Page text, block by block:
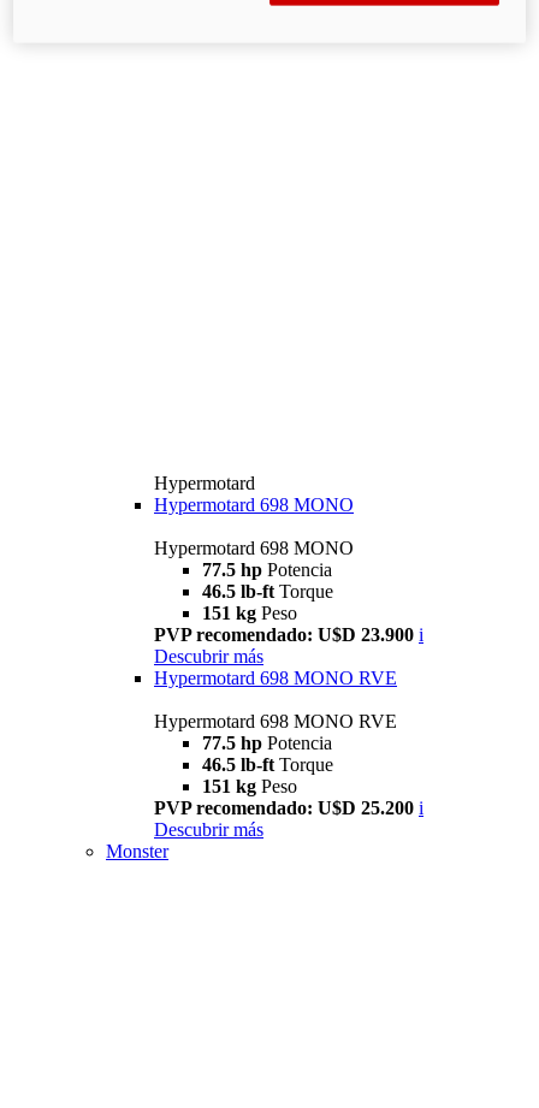
Hypermotard
Hypermotard 698 MONO
Hypermotard 698 MONO
77.5 hp Potencia
46.5 lb-ft Torque
151 kg Peso
PVP recomendado: U$D 23.900 i
Descubrir más
Hypermotard 698 MONO RVE
Hypermotard 698 MONO RVE
77.5 hp Potencia
46.5 lb-ft Torque
151 kg Peso
PVP recomendado: U$D 25.200 i
Descubrir más
Monster